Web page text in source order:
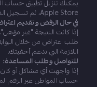
Apple Store، ثم تسجيل الدخول بنفس بياناتك وعرض حالة أهليتك.
في حال الرفض وتقديم
إذا كانت النتيجة "غير
طلب اعتراض من خلال
اللازمة التي تدعم أحقيتك.
للتواصل وطلب المساعدة:
إذا واجهت أي مشاكل أو
حساب المواطن عبر الرقم